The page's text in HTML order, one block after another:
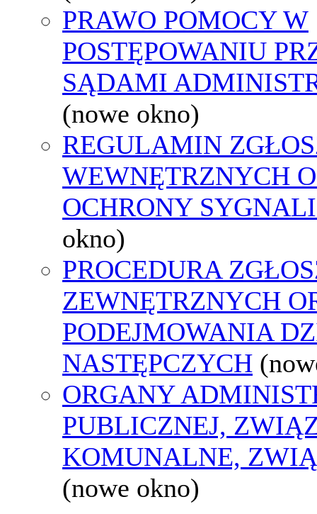
PRAWO POMOCY W
POSTĘPOWANIU
SĄDAMI
(nowe okno)
REGULAMIN
WEWNĘTRZNYCH
OCHRONY
okno)
PROCEDURA
ZEWNĘTRZNYCH
PODEJMOWANIA
NASTĘPCZYCH
ORGANY
PUBLICZNEJ,
KOMUNALNE,
(nowe okno)